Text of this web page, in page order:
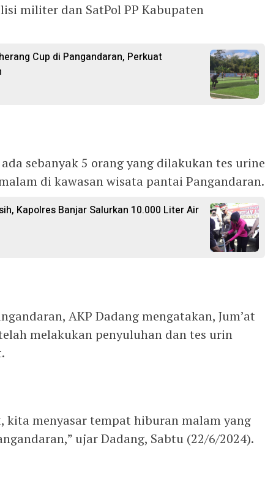
militer dan SatPol PP Kabupaten
Cup di Pangandaran, Perkuat
sebanyak 5 orang yang dilakukan tes urine
di kawasan wisata pantai Pangandaran.
Kapolres Banjar Salurkan 10.000 Liter Air
AKP Dadang mengatakan, Jum’at
melakukan penyuluhan dan tes urin
kita menyasar tempat hiburan malam yang
ujar Dadang, Sabtu (22/6/2024).